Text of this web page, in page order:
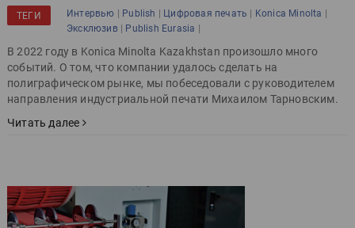
ТЕГИ Интервью | Publish | Цифровая печать | Konica Minolta |
Эксклюзив | Publish Eurasia |
В 2022 году в Konica Minolta Kazakhstan произошло много
событий. О том, что компании удалось сделать на
полиграфическом рынке, мы побеседовали с руководителем
направления индустриальной печати Михаилом Тарновским.
Читать далее